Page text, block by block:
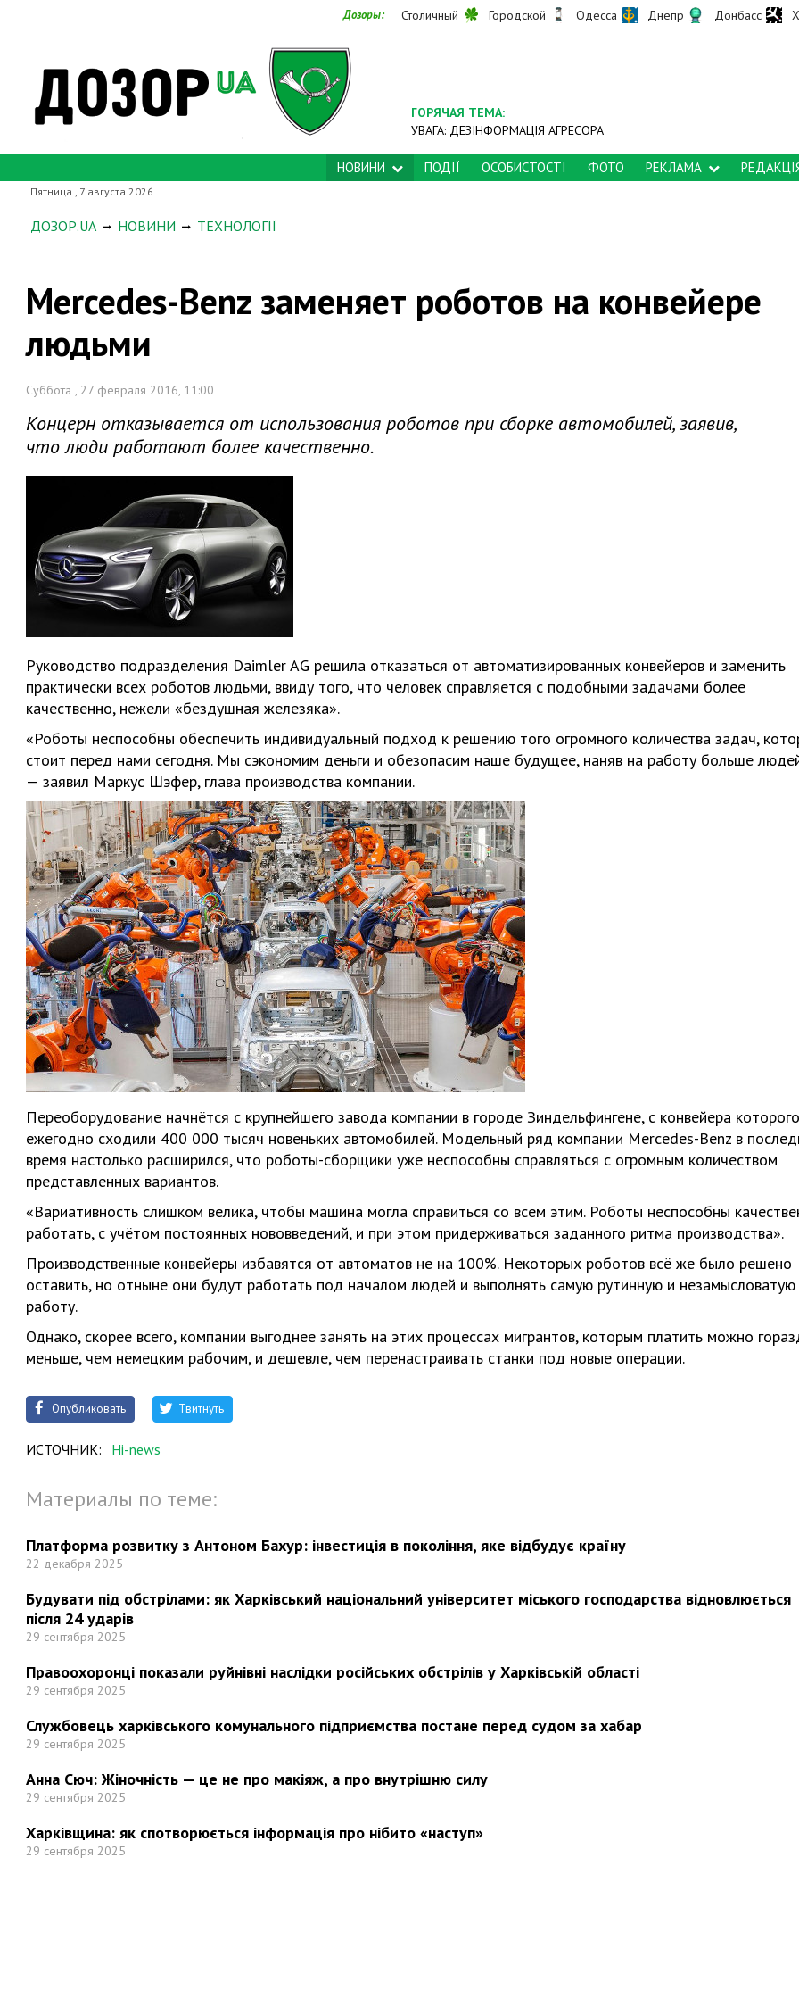
Дозоры: Столичный Городской Одесса Днепр Донбасс
ГОРЯЧАЯ ТЕМА:
УВАГА: ДЕЗІНФОРМАЦІЯ АГРЕСОРА
НОВИНИ ПОДІЇ ОСОБИСТОСТІ ФОТО РЕКЛАМА
Пятница , 7 августа 2026
ДОЗОР.UA НОВИНИ ТЕХНОЛОГІЇ
Mercedes-Benz заменяет роботов на конвейере
людьми
Суббота , 27 февраля 2016, 11:00
Концерн отказывается от использования роботов при сборке автомобилей, заявив,
что люди работают более качественно.
Руководство подразделения Daimler AG решила отказаться от автоматизированных конвейеров и заменить
практически всех роботов людьми, ввиду того, что человек справляется с подобными задачами более
качественно, нежели «бездушная железяка».
«Роботы неспособны обеспечить индивидуальный подход к решению того огромного количества задач,
стоит перед нами сегодня. Мы сэкономим деньги и обезопасим наше будущее, наняв на работу больше
— заявил Маркус Шэфер, глава производства компании.
Переоборудование начнётся с крупнейшего завода компании в городе Зиндельфингене, с конвейера которого
ежегодно сходили 400 000 тысяч новеньких автомобилей. Модельный ряд компании Mercedes-Benz в
время настолько расширился, что роботы-сборщики уже неспособны справляться с огромным количеством
представленных вариантов.
«Вариативность слишком велика, чтобы машина могла справиться со всем этим. Роботы неспособны
работать, с учётом постоянных нововведений, и при этом придерживаться заданного ритма производства».
Производственные конвейеры избавятся от автоматов не на 100%. Некоторых роботов всё же было решено
оставить, но отныне они будут работать под началом людей и выполнять самую рутинную и незамысловатую
работу.
Однако, скорее всего, компании выгоднее занять на этих процессах мигрантов, которым платить можно
меньше, чем немецким рабочим, и дешевле, чем перенастраивать станки под новые операции.
Опубликовать Твитнуть
ИСТОЧНИК: Нi-news
Материалы по теме:
Платформа розвитку з Антоном Бахур: інвестиція в покоління, яке відбудує країну
22 декабря 2025
Будувати під обстрілами: як Харківський національний університет міського господарства відновлюється
після 24 ударів
29 сентября 2025
Правоохоронці показали руйнівні наслідки російських обстрілів у Харківській області
29 сентября 2025
Службовець харківського комунального підприємства постане перед судом за хабар
29 сентября 2025
Анна Сюч: Жіночність — це не про макіяж, а про внутрішню силу
29 сентября 2025
Харківщина: як спотворюється інформація про нібито «наступ»
29 сентября 2025